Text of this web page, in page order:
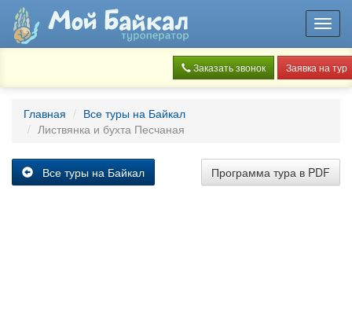
Заказать звонок Заявка на тур
Главная
Все туры на Байкал
Листвянка и бухта Песчаная
Программа тура в PDF
Все туры на Байкал